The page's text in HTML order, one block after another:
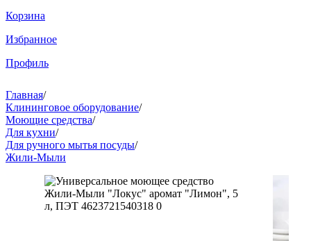
Корзина
Избранное
Профиль
Главная/
Клининговое оборудование/
Моющие средства/
Для кухни/
Для ручного мытья посуды/
Жили-Мыли